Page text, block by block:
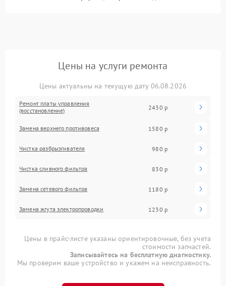
Цены на услуги ремонта
Цены актуальны на текущую дату 06.08.2026
Ремонт платы управления
(восстановление)
2430 р
Замена верхнего противовеса 1580 р
Чистка разбрызгивателя 980 р
Чистка сливного фильтра 830 р
Замена сетевого фильтра 1180 р
Замена жгута электропроводки 1230 р
Цены в прайс-листе указаны ориентировочные, без учета
стоимости запчастей.
Записывайтесь на бесплатную диагностику.
Мы проверим ваше устройство и укажем на неисправность.